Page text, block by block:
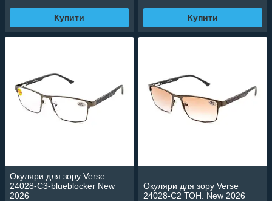
Купити Купити
Окуляри для зору Verse
24028-C3-blueblocker New
2026
Окуляри для зору Verse
24028-C2 ТОН. New 2026